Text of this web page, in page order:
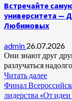
Встречайте
университета —
Любимовых
admin 26.07.2026
Они знают друг
разлучаться
Читать далее
Финал
лидерства «От